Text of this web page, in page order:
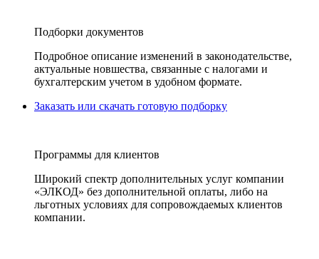
Подборки документов
Подробное описание изменений в законодательстве,
актуальные новшества, связанные с налогами и
бухгалтерским учетом в удобном формате.
Заказать или скачать готовую подборку
Программы для клиентов
Широкий спектр дополнительных услуг компании
«ЭЛКОД» без дополнительной оплаты, либо на
льготных условиях для сопровождаемых клиентов
компании.